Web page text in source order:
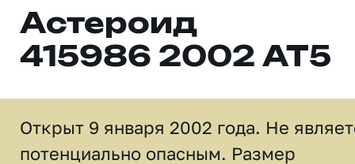
Астероид
415986 2002 AT5
Открыт 9 января 2002 года. Не
потенциально опасным. Размер